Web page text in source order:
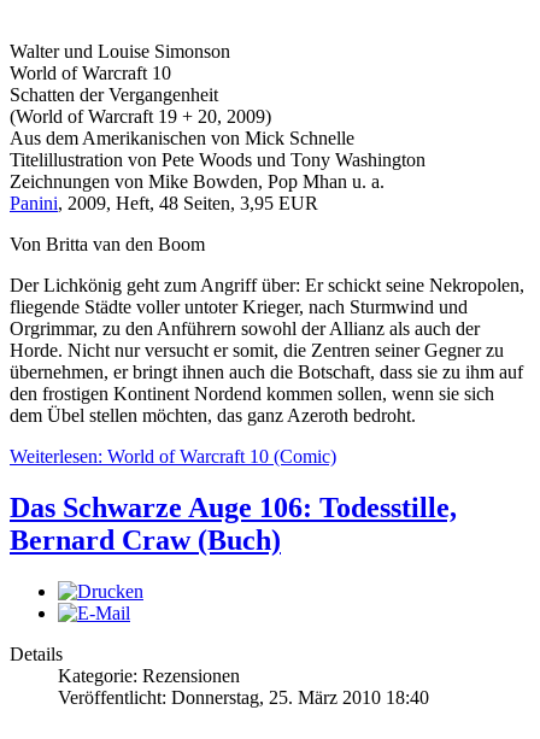
Walter und Louise Simonson
World of Warcraft 10
Schatten der Vergangenheit
(World of Warcraft 19 + 20, 2009)
Aus dem Amerikanischen von Mick Schnelle
Titelillustration von Pete Woods und Tony Washington
Zeichnungen von Mike Bowden, Pop Mhan u. a.
Panini, 2009, Heft, 48 Seiten, 3,95 EUR
Von Britta van den Boom
Der Lichkönig geht zum Angriff über: Er schickt seine Nekropolen,
fliegende Städte voller untoter Krieger, nach Sturmwind und
Orgrimmar, zu den Anführern sowohl der Allianz als auch der
Horde. Nicht nur versucht er somit, die Zentren seiner Gegner zu
übernehmen, er bringt ihnen auch die Botschaft, dass sie zu ihm auf
den frostigen Kontinent Nordend kommen sollen, wenn sie sich
dem Übel stellen möchten, das ganz Azeroth bedroht.
Weiterlesen: World of Warcraft 10 (Comic)
Das Schwarze Auge 106: Todesstille,
Bernard Craw (Buch)
Details
Kategorie: Rezensionen
Veröffentlicht: Donnerstag, 25. März 2010 18:40